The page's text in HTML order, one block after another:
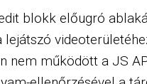
blokk előugró
nem működött a JS